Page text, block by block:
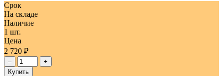
Срок
На складе
Наличие
1 шт.
Цена
2 720 ₽
–
+
Купить